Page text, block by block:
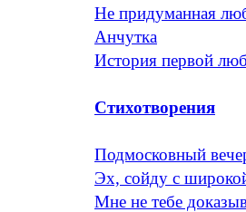
Не придуманная
Анчутка
История первой
Стихотворения
Подмосковный
Эх, сойду с
Мне не тебе